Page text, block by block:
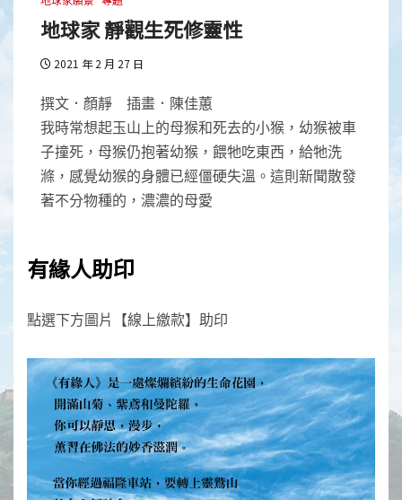
地球家 靜觀生死修靈性
2021 年 2 月 27 日
撰文．顏靜 插畫．陳佳蕙
我時常想起玉山上的母猴和死去的小猴，幼猴被車
子撞死，母猴仍抱著幼猴，餵牠吃東西，給牠洗
滌，感覺幼猴的身體已經僵硬失溫。這則新聞散發
著不分物種的，濃濃的母愛
有緣人助印
點選下方圖片【線上繳款】助印